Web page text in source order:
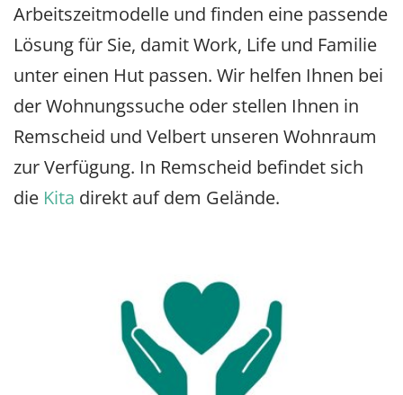
Arbeitszeitmodelle und finden eine passende
Lösung für Sie, damit Work, Life und Familie
unter einen Hut passen. Wir helfen Ihnen bei
der Wohnungssuche oder stellen Ihnen in
Remscheid und Velbert unseren Wohnraum
zur Verfügung. In Remscheid befindet sich
die Kita direkt auf dem Gelände.